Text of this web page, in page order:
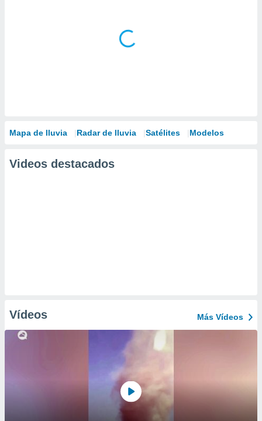
Mapa de lluvia Radar de lluvia Satélites Modelos
Videos destacados
Vídeos Más Vídeos